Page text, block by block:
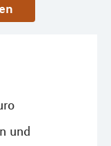
und